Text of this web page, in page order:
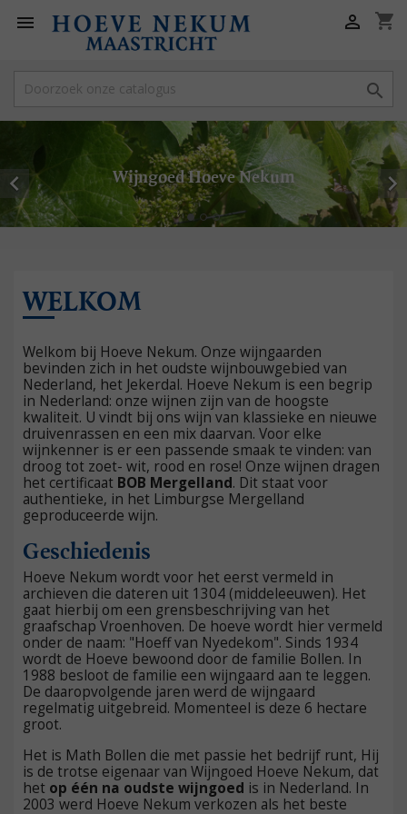
 shopping_cart


Wijngoed Hoeve Nekum
 
WELKOM
Welkom bij Hoeve Nekum. Onze wijngaarden
bevinden zich in het oudste wijnbouwgebied van
Nederland, het Jekerdal. Hoeve Nekum is een begrip
in Nederland: onze wijnen zijn van de hoogste
kwaliteit. U vindt bij ons wijn van klassieke en nieuwe
druivenrassen en een mix daarvan. Voor elke
wijnkenner is er een passende smaak te vinden: van
droog tot zoet- wit, rood en rose! Onze wijnen dragen
het certificaat BOB Mergelland. Dit staat voor
authentieke, in het Limburgse Mergelland
geproduceerde wijn.
Geschiedenis
Hoeve Nekum wordt voor het eerst vermeld in
archieven die dateren uit 1304 (middeleeuwen). Het
gaat hierbij om een grensbeschrijving van het
graafschap Vroenhoven. De hoeve wordt hier vermeld
onder de naam: "Hoeff van Nyedekom". Sinds 1934
wordt de Hoeve bewoond door de familie Bollen. In
1988 besloot de familie een wijngaard aan te leggen.
De daaropvolgende jaren werd de wijngaard
regelmatig uitgebreid. Momenteel is deze 6 hectare
groot.
Het is Math Bollen die met passie het bedrijf runt, Hij
is de trotse eigenaar van Wijngoed Hoeve Nekum, dat
het op één na oudste wijngoed is in Nederland. In
2003 werd Hoeve Nekum verkozen als het beste